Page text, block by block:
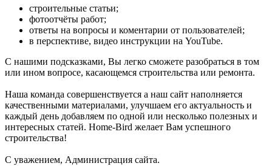
строительные статьи;
фотоотчёты работ;
ответы на вопросы и коментарии от пользователей;
в перспективе, видео инструкции на YouTube.
С нашими подсказками, Вы легко сможете разобраться в том
или ином вопросе, касающемся строительства или ремонта.
Наша команда совершенствуется а наш сайт наполняется
качественными материалами, улучшаем его актуальность и
каждый день добавляем по одной или несколько полезных и
интересных статей. Home-Bird желает Вам успешного
строительства!
С уважением, Администрация сайта.